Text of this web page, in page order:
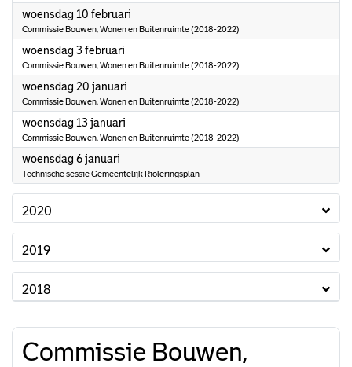
woensdag 10 februari
Commissie Bouwen, Wonen en Buitenruimte (2018-2022)
woensdag 3 februari
Commissie Bouwen, Wonen en Buitenruimte (2018-2022)
woensdag 20 januari
Commissie Bouwen, Wonen en Buitenruimte (2018-2022)
woensdag 13 januari
Commissie Bouwen, Wonen en Buitenruimte (2018-2022)
woensdag 6 januari
Technische sessie Gemeentelijk Rioleringsplan
2020
2019
2018
Commissie Bouwen,